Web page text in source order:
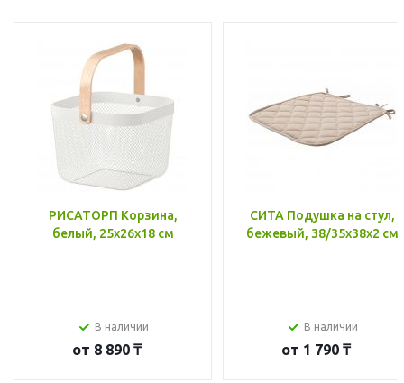
РИСАТОРП Корзина,
белый, 25x26x18 см
В наличии
от 8 890 ₸
СИТА Подушка на стул,
бежевый, 38/35x38x2 см
В наличии
от 1 790 ₸